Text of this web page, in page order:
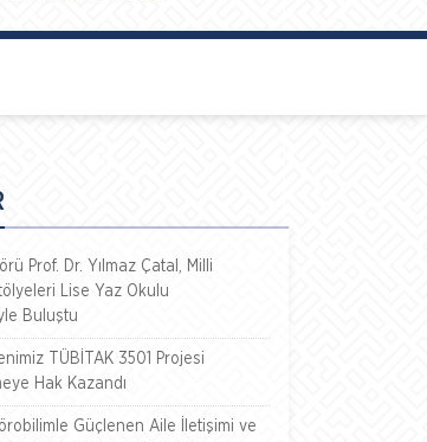
Prof. Dr. Yılmaz Çatal, Milli
Lise Yaz Okulu
Buluştu
TÜBİTAK 3501 Projesi
Hak Kazandı
Güçlenen Aile İletişimi ve